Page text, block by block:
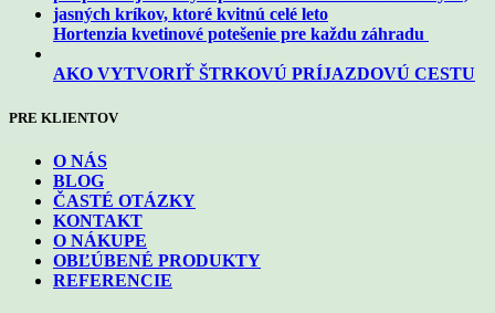
Hortenzia kvetinové potešenie pre každu záhradu
AKO VYTVORIŤ ŠTRKOVÚ PRÍJAZDOVÚ CESTU
PRE KLIENTOV
O NÁS
BLOG
ČASTÉ OTÁZKY
KONTAKT
O NÁKUPE
OBĽÚBENÉ PRODUKTY
REFERENCIE